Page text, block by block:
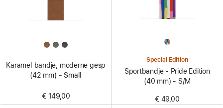
Karamel bandje, moderne gesp
(42 mm) - Small
€ 149,00
Special Edition
Sportbandje - Pride Edition
(40 mm) - S/M
€ 49,00